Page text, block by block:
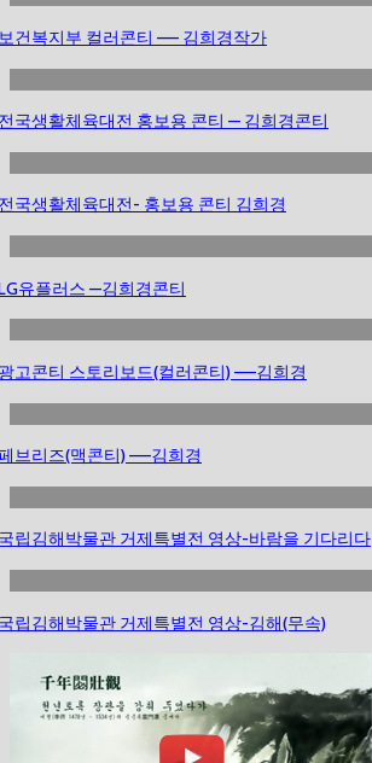
건복지부 컬러콘티 —– 김희경작가
국생활체육대전 홍보용 콘티 — 김희경콘티
국생활체육대전- 홍보용 콘티 김희경
유플러스 —김희경콘티
고콘티 스토리보드(컬러콘티) —–김희경
브리즈(맥콘티) —–김희경
립김해박물관 거제특별전 영상-바람을 기다리다
립김해박물관 거제특별전 영상-김해(무속)